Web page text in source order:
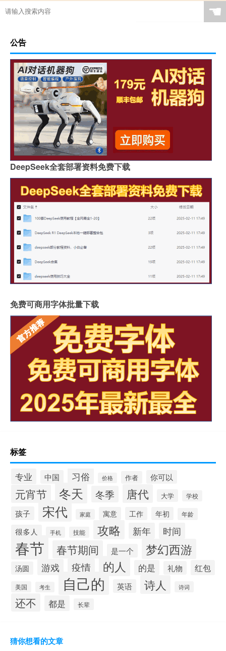
☚
公告
DeepSeek全套部署资料免费下载
免费可商用字体批量下载
标签
专业 中国 习俗 价格 作者 你可以
元宵节 冬天 冬季 唐代 大学 学校
孩子 宋代 家庭 寓意 工作 年初 年龄
很多人 手机 技能 攻略 新年 时间
春节 春节期间 是一个 梦幻西游
汤圆 游戏 疫情 的人 的是 礼物 红包
美国 考生 自己的 英语 诗人 诗词
还不 都是 长辈
猜你想看的文章